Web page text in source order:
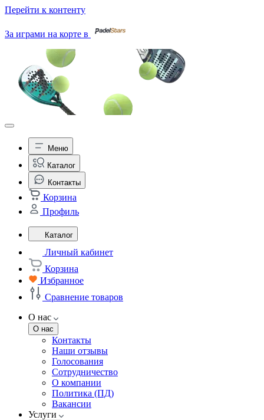
Перейти к контенту
За играми на корте в
Меню
Каталог
Контакты
Корзина
Профиль
Каталог
Личный кабинет
Корзина
Избранное
Сравнение товаров
О нас
О нас
Контакты
Наши отзывы
Голосования
Сотрудничество
О компании
Политика (ПД)
Вакансии
Услуги